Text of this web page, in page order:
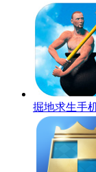
掘地求生手